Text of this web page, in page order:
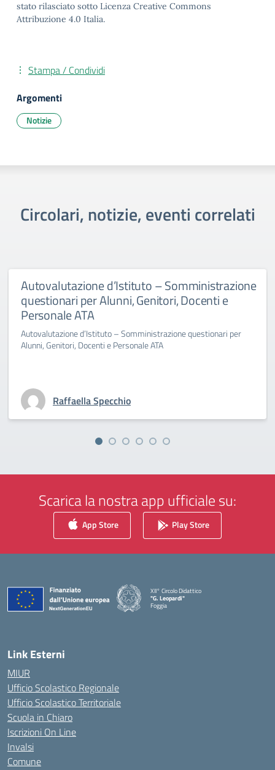
stato rilasciato sotto Licenza Creative Commons
Attribuzione 4.0 Italia.
Stampa / Condividi
Argomenti
Notizie
Circolari, notizie, eventi correlati
Autovalutazione d’Istituto – Somministrazione
questionari per Alunni, Genitori, Docenti e
Personale ATA
Autovalutazione d’Istituto – Somministrazione questionari per
Alunni, Genitori, Docenti e Personale ATA
Raffaella Specchio
Scarica la nostra app ufficiale su:
App Store Play Store
XII° Circolo Didattico
"G. Leopardi"
Foggia
— Visita la pagina iniziale della scuola
Link Esterni
MIUR
Ufficio Scolastico Regionale
Ufficio Scolastico Territoriale
Scuola in Chiaro
Iscrizioni On Line
Invalsi
Comune